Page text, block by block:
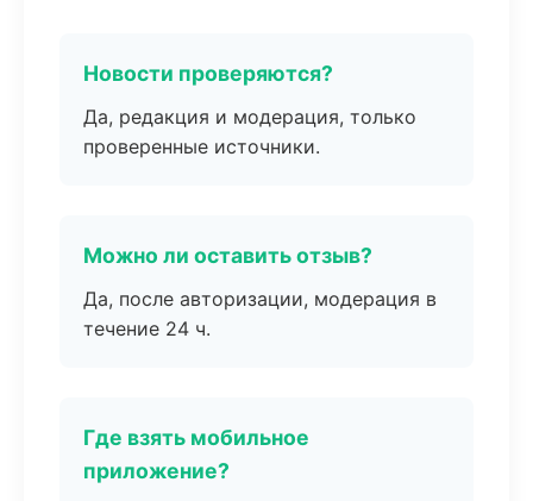
Новости проверяются?
Да, редакция и модерация, только
проверенные источники.
Можно ли оставить отзыв?
Да, после авторизации, модерация в
течение 24 ч.
Где взять мобильное
приложение?